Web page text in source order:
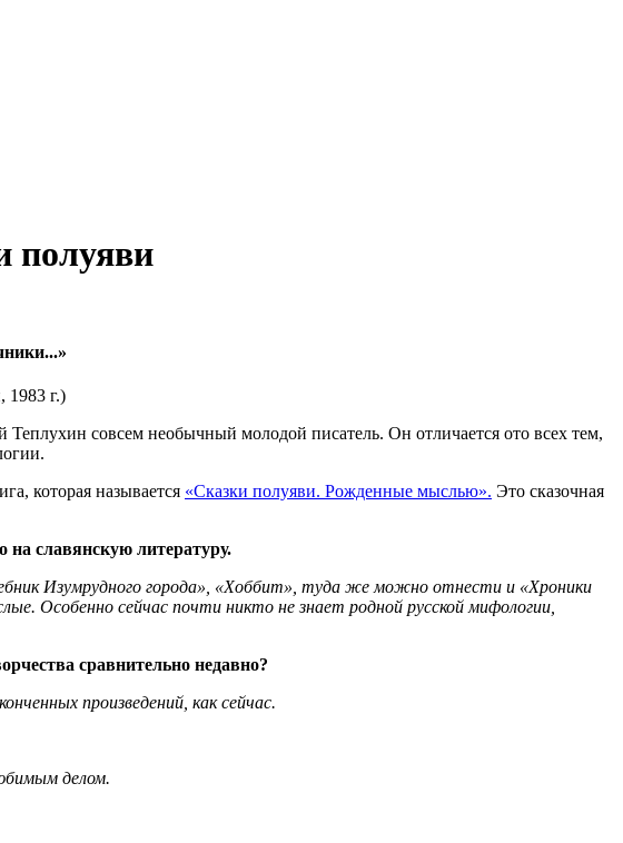
полуяви
1983 г.)
Теплухин совсем необычный молодой писатель. Он отличается ото всех тем,
которая называется «Сказки полуяви. Рожденные мыслью». Это сказочная
славянскую литературу.
Изумрудного города», «Хоббит», туда же можно отнести и «Хроники
Особенно сейчас почти никто не знает родной русской мифологии,
сравнительно недавно?
произведений, как сейчас.
делом.